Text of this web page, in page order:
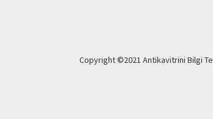
Copyright ©2021 Antikavitrini Bilgi